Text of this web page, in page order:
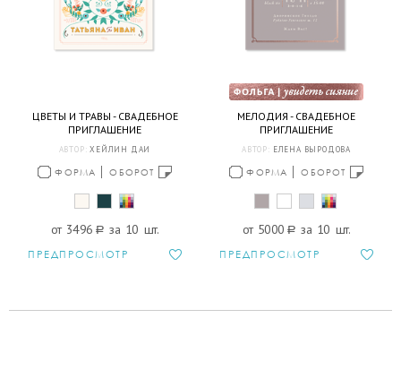
ЦВЕТЫ И ТРАВЫ - СВАДЕБНОЕ
ПРИГЛАШЕНИЕ
АВТОР:ХЕЙЛИН ДАИ
ФОРМА ОБОРОТ
от 3496 a за 10 шт.
ПРЕДПРОСМОТР
МЕЛОДИЯ - СВАДЕБНОЕ
ПРИГЛАШЕНИЕ
АВТОР: ЕЛЕНА ВЫРОДОВА
ФОРМА ОБОРОТ
от 5000 a за 10 шт.
ПРЕДПРОСМОТР